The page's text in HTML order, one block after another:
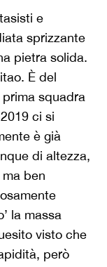
e
sprizzante
pietra solida.
È del
squadra
ci si
è già
di altezza,
ben
la massa
visto che
però